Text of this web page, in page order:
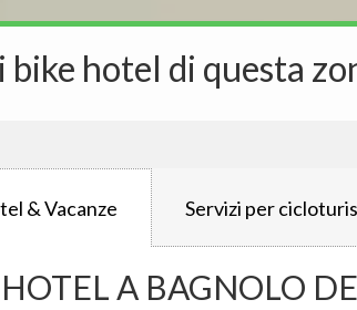
hotel di questa
& Vacanze Servizi per
A BAGNOLO